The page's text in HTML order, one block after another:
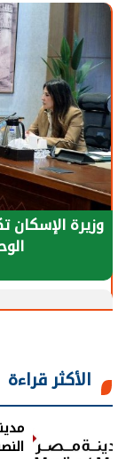
الرئيس
يحتاج إلى
الأكثر قراءة